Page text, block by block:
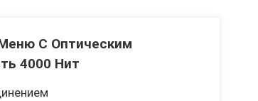
С Оптическим
4000 Нит